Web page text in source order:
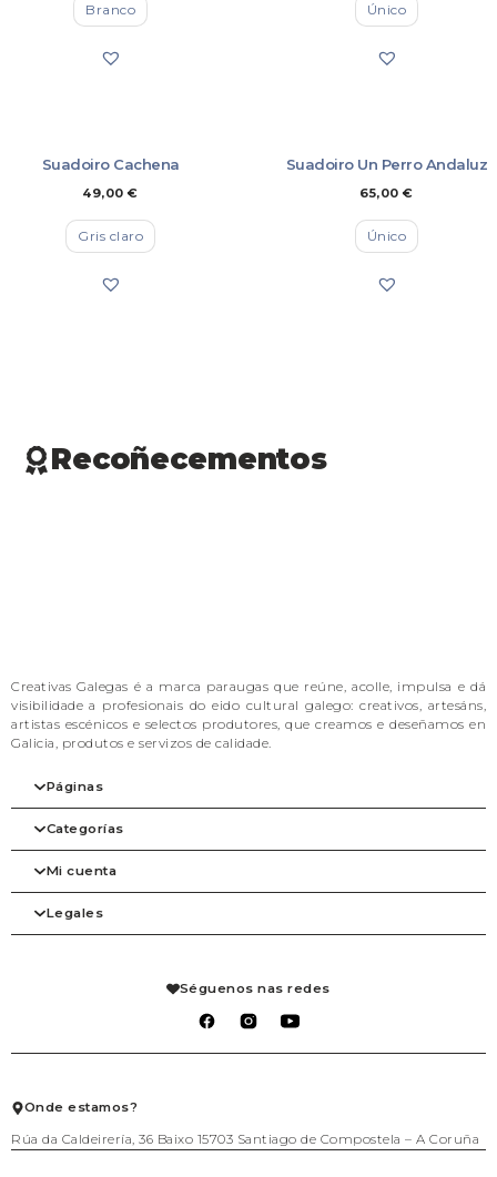
Branco Único
Suadoiro Cachena
49,00€
Gris claro
Suadoiro Un Perro Andaluz
65,00€
Único
Recoñecementos
Creativas Galegas é a marca paraugas que reúne, acolle, impulsa e dá
visibilidade a profesionais do eido cultural galego: creativos, artesáns,
artistas escénicos e selectos produtores, que creamos e deseñamos en
Galicia, produtos e servizos de calidade.
Páginas
As marcas
Tienda
Blog
Contacto
Categorías
Complementos
Despensa
Téxtil
Mi cuenta
Mi cuenta
Mis solicitudes de reembolso
Legales
Condiciones de venta Séguenos nas redes
Onde estamos?
Rúa da Caldeirería, 36 Baixo 15703 Santiago de Compostela – A Coruña